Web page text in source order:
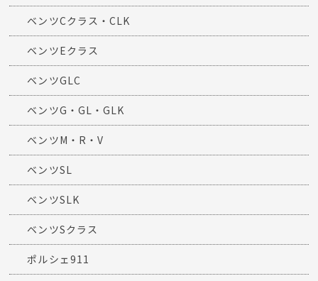
ベンツCクラス・CLK
ベンツEクラス
ベンツGLC
ベンツG・GL・GLK
ベンツM・R・V
ベンツSL
ベンツSLK
ベンツSクラス
ポルシェ911